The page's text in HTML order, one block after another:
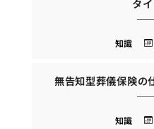
タ
知識
無告知型葬儀保険の
知識